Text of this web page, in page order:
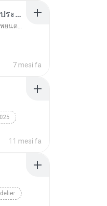
อยากรัก ต้องไม่กลัวคำว่าเสียใจ (เพลงประกอบภาพยนตร์ รัก 7 ปี ดี 7 หน)
7 mesi fa
11 mesi fa